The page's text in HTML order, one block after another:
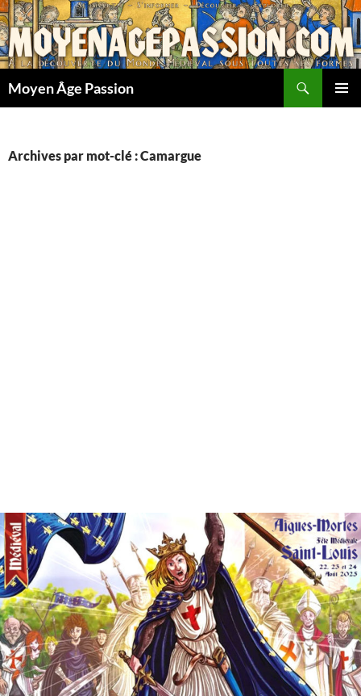
Aller
au
contenu
Moyen Âge Passion
Archives par mot-clé : Camargue